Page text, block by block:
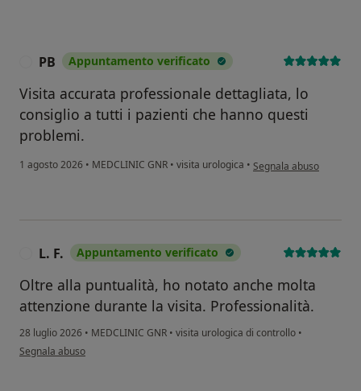
PB Appuntamento verificato
Visita accurata professionale dettagliata, lo
consiglio a tutti i pazienti che hanno questi
problemi.
1 agosto 2026 • MEDCLINIC GNR • visita urologica • secondo l'opinione
Segnala abuso
L. F. Appuntamento verificato
Oltre alla puntualità, ho notato anche molta
attenzione durante la visita. Professionalità.
28 luglio 2026 • MEDCLINIC GNR • visita urologica di controllo •
secondo l'opinione dell'utente L. F.
Segnala abuso